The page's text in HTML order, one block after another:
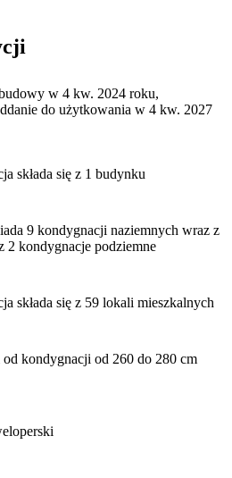
w 4 kw. 2024 roku,
do użytkowania w 4 kw. 2027
składa się z 1 budynku
9 kondygnacji naziemnych wraz z
2 kondygnacje podziemne
składa się z 59 lokali mieszkalnych
od kondygnacji od 260 do 280 cm